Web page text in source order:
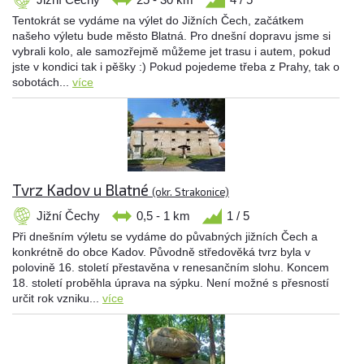
Tentokrát se vydáme na výlet do Jižních Čech, začátkem
našeho výletu bude město Blatná. Pro dnešní dopravu jsme si
vybrali kolo, ale samozřejmě můžeme jet trasu i autem, pokud
jste v kondici tak i pěšky :) Pokud pojedeme třeba z Prahy, tak o
sobotách... více
Tvrz Kadov u Blatné (okr. Strakonice)
Jižní Čechy 0,5 - 1 km 1 / 5
Při dnešním výletu se vydáme do půvabných jižních Čech a
konkrétně do obce Kadov. Původně středověká tvrz byla v
polovině 16. století přestavěna v renesančním slohu. Koncem
18. století proběhla úprava na sýpku. Není možné s přesností
určit rok vzniku... více